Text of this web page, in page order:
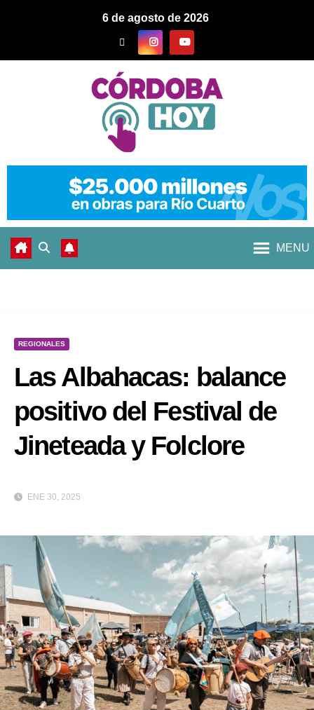
6 de agosto de 2026
MENU
REGIONALES
Las Albahacas: balance
positivo del Festival de
Jineteada y Folclore
ENE 30, 2025